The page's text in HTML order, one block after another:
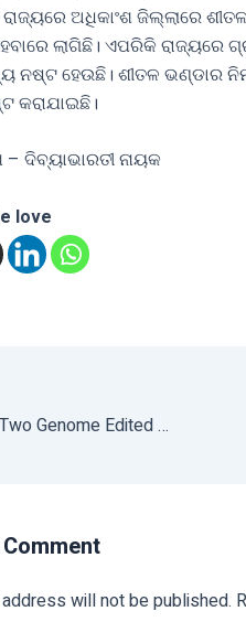
ରାଜ୍ୟରେ ଅଧିକାଂଶ ଜିଲ୍ଲାରେ
ଲାଗିଛି। ଏପରିକି
ହେଉଛି। ଶୀତଳ ଭଣ୍ଡାର
କରାଯାଇଛି।
– ଦିବ୍ୟାଭାରତୀ ନାୟକ
love
ICAR to Launch Two Genome Edited Rice Varieties
will not be published.